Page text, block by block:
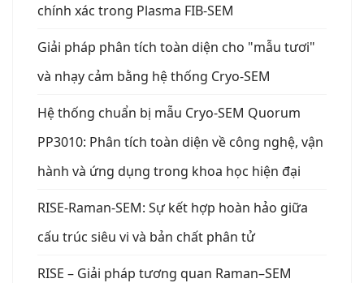
chính xác trong Plasma FIB-SEM
Giải pháp phân tích toàn diện cho "mẫu tươi"
và nhạy cảm bằng hệ thống Cryo-SEM
Hệ thống chuẩn bị mẫu Cryo-SEM Quorum
PP3010: Phân tích toàn diện về công nghệ, vận
hành và ứng dụng trong khoa học hiện đại
RISE-Raman-SEM: Sự kết hợp hoàn hảo giữa
cấu trúc siêu vi và bản chất phân tử
RISE – Giải pháp tương quan Raman–SEM